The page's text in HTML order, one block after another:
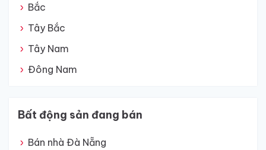
Bắc
Tây Bắc
Tây Nam
Đông Nam
Bất động sản đang bán
Bán nhà Đà Nẵng